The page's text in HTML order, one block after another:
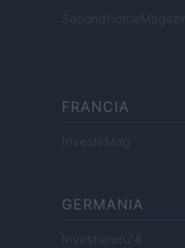
FRANCIA
InvestirMag
GERMANIA
Investieren24